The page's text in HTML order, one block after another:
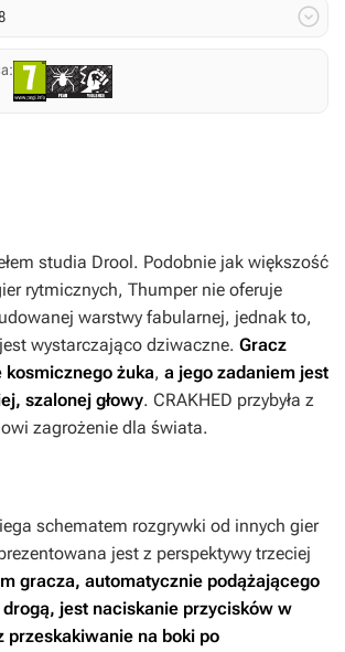

studia Drool. Podobnie jak większość
rytmicznych, Thumpernie oferuje
warstwy fabularnej, jednak to,
wystarczająco dziwaczne. Gracz
żuka, a jego zadaniem jest
szalonej głowy. CRAKHED przybyła z
zagrożenie dla świata.
schematem rozgrywki od innych gier
jest z perspektywy trzeciej
gracza, automatycznie podążającego
jest naciskanie przycisków w
przeskakiwanie na boki po